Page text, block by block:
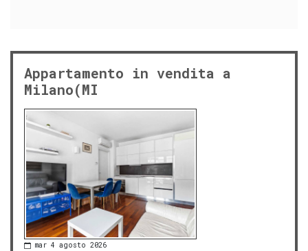
Appartamento in vendita a
Milano(MI
mar 4 agosto 2026